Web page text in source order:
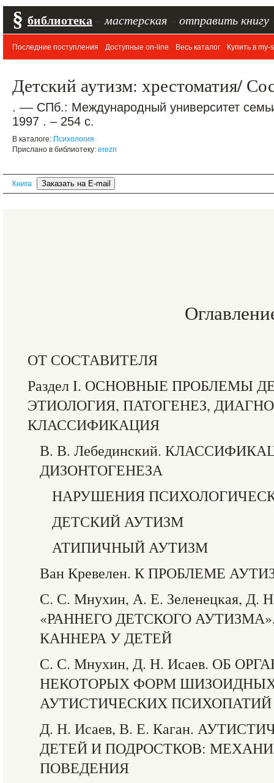
§ библиотека мастерская отправить книгу
Последние поступления Доступные on-line Весь каталог Купить в my-
Детский аутизм: хрестоматия/
. –– СПб.: Международный университет
1997 . – 254 с.
В каталоге: Психология
Прислано в библиотеку: erezn
Книга
ОТ СОСТАВИТЕЛЯ
Раздел I. ОСНОВНЫЕ ПРОБЛЕМЫ
ЭТИОЛОГИЯ, ПАТОГЕНЕЗ,
КЛАССИФИКАЦИЯ
В. В. Лебединский.
ДИЗОНТОГЕНЕЗА
НАРУШЕНИЯ
ДЕТСКИЙ АУТИЗМ
АТИПИЧНЫЙ АУТИЗМ
Ван Кревелен. К ПРОБЛЕМЕ
С. С. Мнухин, А. Е. Зеленецкая,
«РАННЕГО ДЕТСКОГО
КАННЕРА У ДЕТЕЙ
С. С. Мнухин, Д. Н. Исаев. ОБ
НЕКОТОРЫХ ФОРМ
АУТИСТИЧЕСКИХ ПСИХОПАТИЙ
Д. Н. Исаев, В. Е. Каган.
ДЕТЕЙ И ПОДРОСТКОВ:
ПОВЕДЕНИЯ